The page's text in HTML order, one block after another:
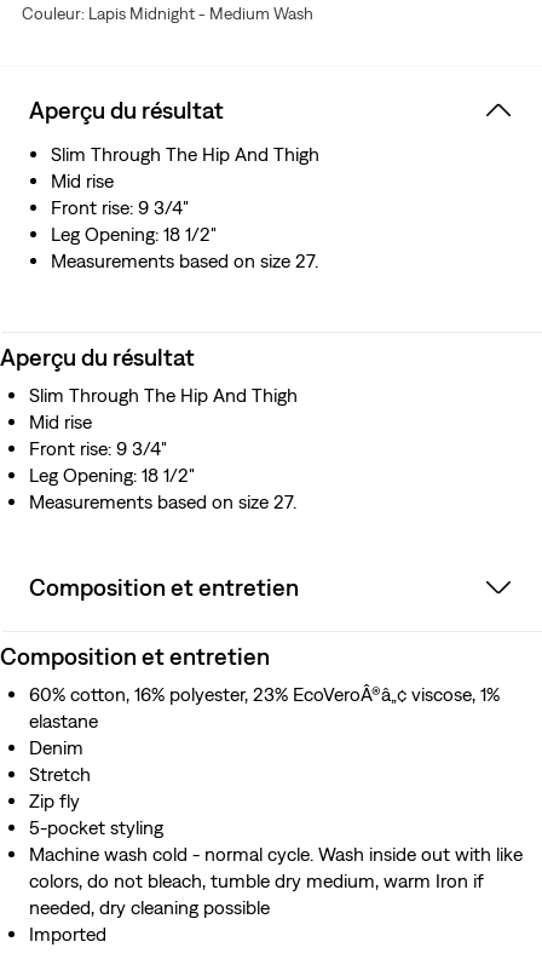
Couleur: Lapis Midnight - Medium Wash
Aperçu du résultat
Slim Through The Hip And Thigh
Mid rise
Front rise: 9 3/4"
Leg Opening: 18 1/2"
Measurements based on size 27.
Aperçu du résultat
Slim Through The Hip And Thigh
Mid rise
Front rise: 9 3/4"
Leg Opening: 18 1/2"
Measurements based on size 27.
Composition et entretien
Composition et entretien
60% cotton, 16% polyester, 23% EcoVeroÂ®â„¢ viscose, 1%
elastane
Denim
Stretch
Zip fly
5-pocket styling
Machine wash cold - normal cycle. Wash inside out with like
colors, do not bleach, tumble dry medium, warm Iron if
needed, dry cleaning possible
Imported